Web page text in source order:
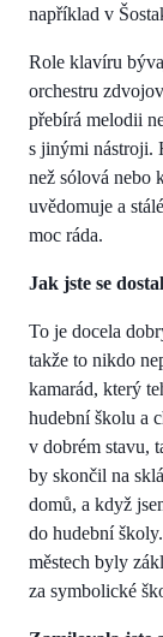
například v
Role klavíru
orchestru
přebírá melodii
s jinými nástroji.
než sólová nebo
uvědomuje a
moc ráda.
Jak jste se
To je docela
takže to nikdo
kamarád, který
hudební školu a
v dobrém stavu,
by skončil na
domů, a když
do hudební
městech byly
za symbolické